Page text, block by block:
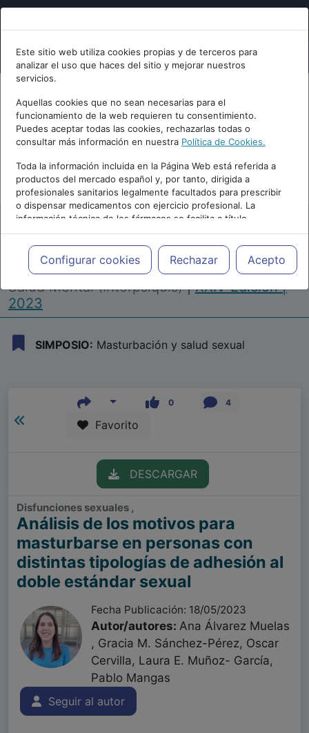
Este sitio web utiliza cookies propias y de terceros para
analizar el uso que haces del sitio y mejorar nuestros
servicios.
Aquellas cookies que no sean necesarias para el
funcionamiento de la web requieren tu consentimiento.
Puedes aceptar todas las cookies, rechazarlas todas o
consultar más información en nuestra Política de Cookies.
Toda la información incluida en la Página Web está referida a
productos del mercado español y, por tanto, dirigida a
profesionales sanitarios legalmente facultados para prescribir
o dispensar medicamentos con ejercicio profesional. La
información técnica de los fármacos se facilita a título
meramente informativo, siendo responsabilidad de los
profesionales facultados prescribir medicamentos y decidir, en
cada caso concreto, el tratamiento más adecuado a las
necesidades del paciente.
Configurar cookies Rechazar Acepto
Repositorio de Artículos |Congreso Virtual
Internacional de Psiquiatría, Psicología y
Salud Mental (Interpsiquis)|XXIV Edición |
2023
SIMPOSIO: Masturbación y salud sexual
0 4
Favorito
DESCARGAR
Disfunciones sexuales ,
Análisis de los motivos para
masturbarse en personas con
distintas tipologías de adhesión al
doble estándar sexual
Fecha Publicación: 18/05/2023
Autor/autores: Ana Álvarez Muelas
, Gracia M. Sánchez-Pérez, Oscar
Cervilla, Laura E. Muñoz- García,
Pablo Mangas
Seguir al autor